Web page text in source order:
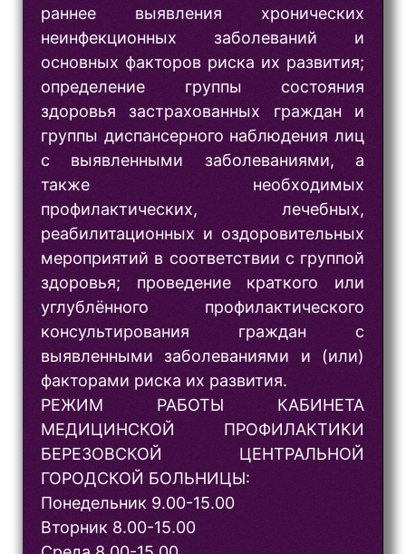
раннее выявления хронических
неинфекционных заболеваний и
основных факторов риска их развития;
определение группы состояния
здоровья застрахованных граждан и
группы диспансерного наблюдения лиц
с выявленными заболеваниями, а
также необходимых
профилактических, лечебных,
реабилитационных и оздоровительных
мероприятий в соответствии с группой
здоровья; проведение краткого или
углублённого профилактического
консультирования граждан с
выявленными заболеваниями и (или)
факторами риска их развития.
РЕЖИМ РАБОТЫ КАБИНЕТА
МЕДИЦИНСКОЙ ПРОФИЛАКТИКИ
БЕРЕЗОВСКОЙ ЦЕНТРАЛЬНОЙ
ГОРОДСКОЙ БОЛЬНИЦЫ:
Понедельник 9.00-15.00
Вторник 8.00-15.00